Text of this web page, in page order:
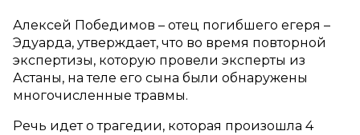
Алексей Победимов – отец погибшего егеря –
Эдуарда, утверждает, что во время повторной
экспертизы, которую провели эксперты из
Астаны, на теле его сына были обнаружены
многочисленные травмы.
Речь идет о трагедии, которая произошла 4